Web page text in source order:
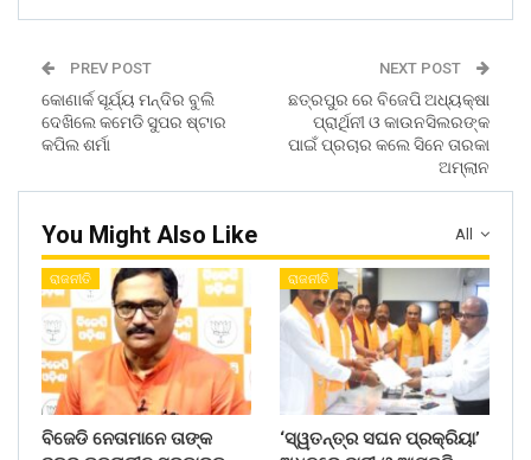
PREV POST
କୋଣାର୍କ ସୂର୍ଯ୍ୟ ମନ୍ଦିର ବୁଲି
ଦେଖିଲେ କମେଡି ସୁପର ଷ୍ଟାର
କପିଲ ଶର୍ମା
NEXT POST
ଛତ୍ରପୁର ରେ ବିଜେପି ଅଧ୍ୟକ୍ଷା
ପ୍ରାର୍ଥିନୀ ଓ କାଉନସିଲରଙ୍କ
ପାଇଁ ପ୍ରଚାର କଲେ ସିନେ ତାରକା
ଅମ୍ଲାନ
All
You Might Also Like
ରାଜନୀତି
ବିଜେଡି ନେତାମାନେ ତାଙ୍କ
ରାଜନୀତି
‘ସ୍ୱତନ୍ତ୍ର ସଘନ ପ୍ରକ୍ରିୟା’